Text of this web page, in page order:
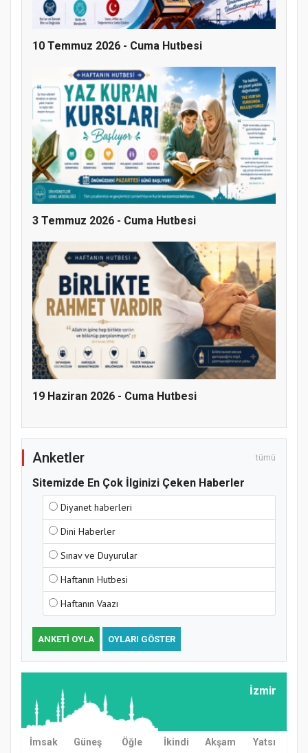
MÜFTÜ ABULSELAM ÖZDERE’YE ZİYARET
Hz. Peygamber ve Gençlik Konferansı
Samsun Atakum’da Yaz Kur’an Kursu
Kapanış Programı
Etkinliği
10 Temmuz 2026 - Cuma Hutbesi
3 Temmuz 2026 - Cuma Hutbesi
19 Haziran 2026 - Cuma Hutbesi
Anketler tümü
Sitemizde En Çok İlginizi Çeken Haberler
Diyanet haberleri
Dini Haberler
Sınav ve Duyurular
Haftanın Hutbesi
Haftanın Vaazı
ANKETI OYLA OYLARI GÖSTER
İzmir
İmsak Güneş Öğle İkindi Akşam Yatsı